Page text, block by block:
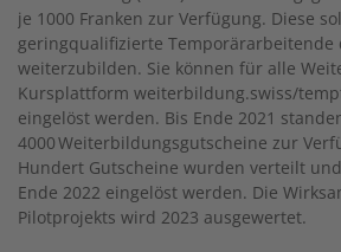
je 1000 Franken zur Verfügung. Diese
geringqualifizierte Temporärarbeitende
weiterzubilden. Sie können für alle
Kursplattform weiterbildung.swiss/
eingelöst ­werden. Bis Ende 2021
4000 Weiterbildungsgutscheine zur
Hundert Gutscheine wurden verteilt
Ende 2022 eingelöst werden. Die
Pilotprojekts wird 2023 ausgewertet.